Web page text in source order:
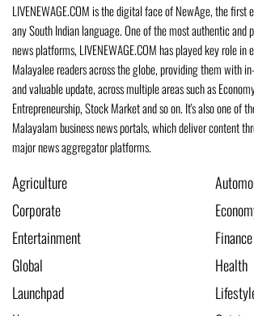
LIVENEWAGE.COM is the digital face of NewAge, the first
any South Indian language. One of the most authentic and
news platforms, LIVENEWAGE.COM has played key role in
Malayalee readers across the globe, providing them with
and valuable update, across multiple areas such as
Entrepreneurship, Stock Market and so on. It's also one of
Malayalam business news portals, which deliver content
major news aggregator platforms.
Agriculture
Corporate
Entertainment
Finance
Global
Health
Launchpad